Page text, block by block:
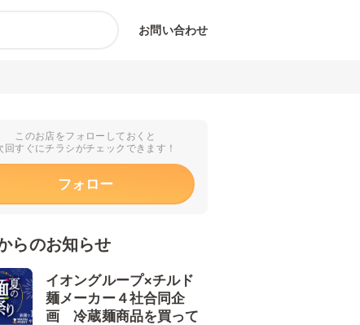
お問い合わせ
このお店をフォローしておくと
回すぐにチラシがチェックできます！
フォロー
らのお知らせ
イオングループ×チルド
麺メーカー４社合同企
画 冷蔵麺商品を買って